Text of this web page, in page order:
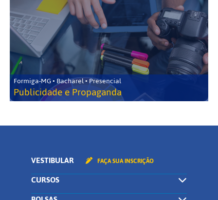
Formiga-MG • Bacharel • Presencial
Publicidade e Propaganda
VESTIBULAR FAÇA SUA INSCRIÇÃO
CURSOS